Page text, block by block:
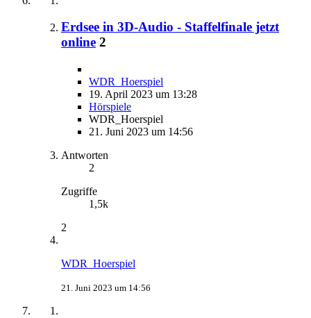
Erdsee in 3D-Audio - Staffelfinale jetzt
online 2
WDR_Hoerspiel
19. April 2023 um 13:28
Hörspiele
WDR_Hoerspiel
21. Juni 2023 um 14:56
Antworten
2
Zugriffe
1,5k
2
WDR_Hoerspiel
21. Juni 2023 um 14:56